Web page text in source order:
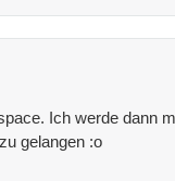
Ich werde dann
gelangen :o